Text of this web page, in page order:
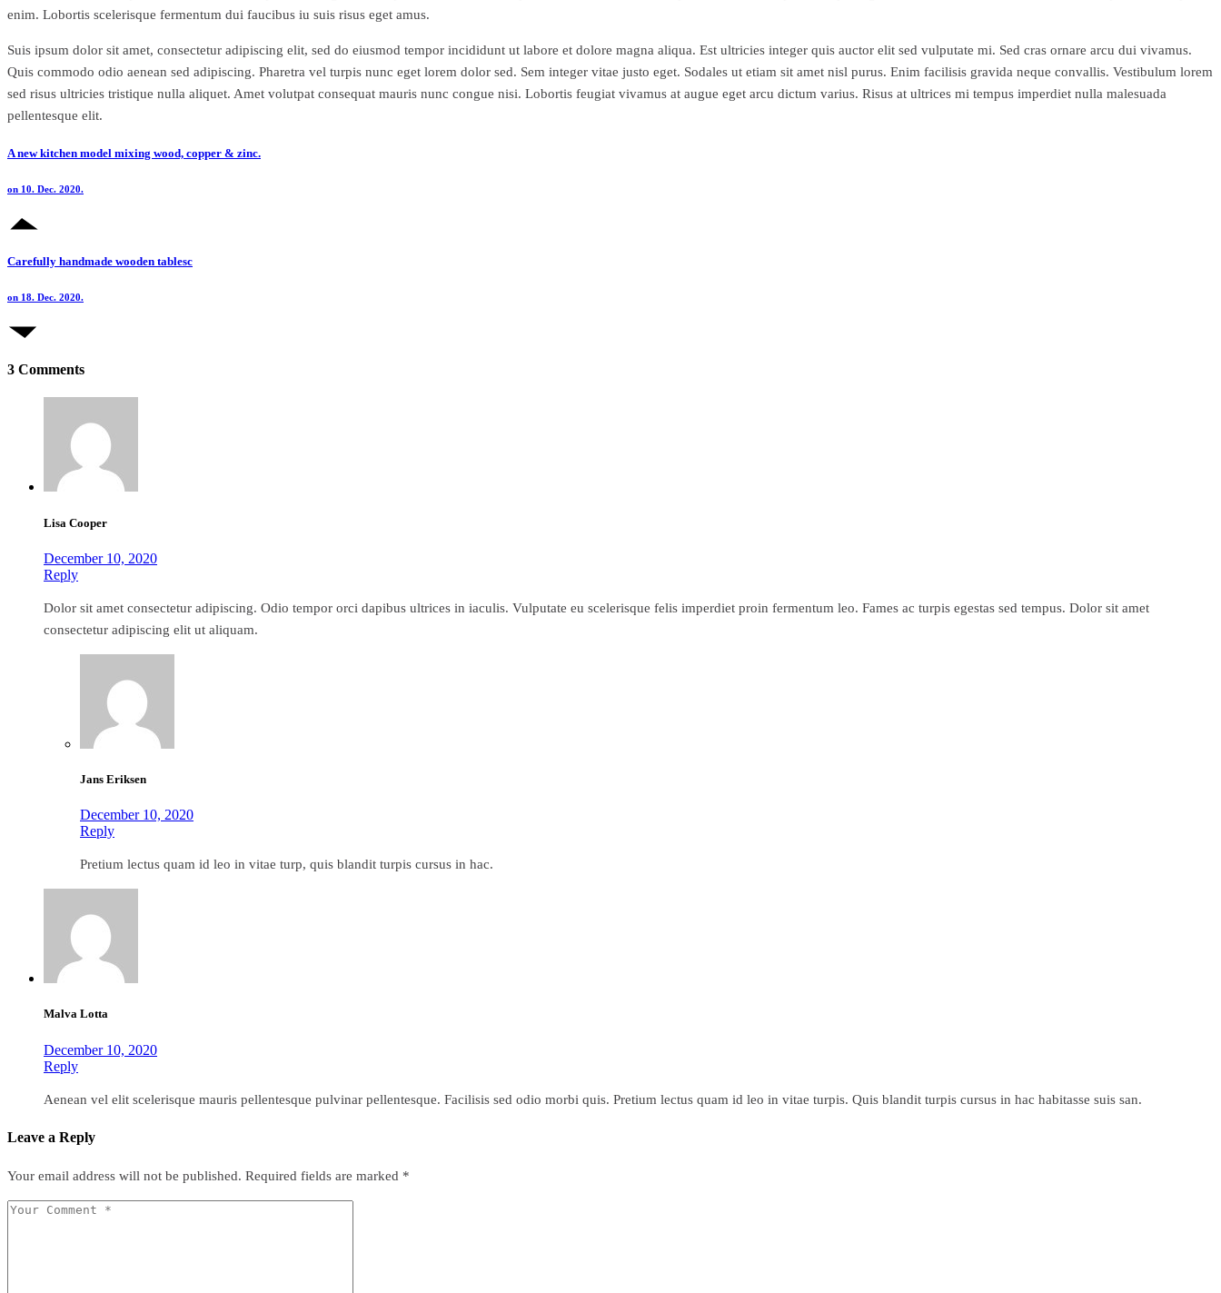
enim. Lobortis scelerisque fermentum dui faucibus iu suis risus eget amus.
Suis ipsum dolor sit amet, consectetur adipiscing elit, sed do eiusmod tempor incididunt ut labore et dolore magna aliqua. Est ultricies integer quis auctor elit sed vulputate mi. Sed cras ornare arcu dui vivamus.
Quis commodo odio aenean sed adipiscing. Pharetra vel turpis nunc eget lorem dolor sed. Sem integer vitae justo eget. Sodales ut etiam sit amet nisl purus. Enim facilisis gravida neque convallis. Vestibulum lorem
sed risus ultricies tristique nulla aliquet. Amet volutpat consequat mauris nunc congue nisi. Lobortis feugiat vivamus at augue eget arcu dictum varius. Risus at ultrices mi tempus imperdiet nulla malesuada
pellentesque elit.
A new kitchen model mixing wood, copper & zinc.
on 10. Dec. 2020.
Carefully handmade wooden tablesc
on 18. Dec. 2020.
3 Comments
Lisa Cooper
December 10, 2020
Reply
Dolor sit amet consectetur adipiscing. Odio tempor orci dapibus ultrices in iaculis. Vulputate eu scelerisque felis imperdiet proin fermentum leo. Fames ac turpis egestas sed tempus. Dolor sit amet
consectetur adipiscing elit ut aliquam.
Jans Eriksen
December 10, 2020
Reply
Pretium lectus quam id leo in vitae turp, quis blandit turpis cursus in hac.
Malva Lotta
December 10, 2020
Reply
Aenean vel elit scelerisque mauris pellentesque pulvinar pellentesque. Facilisis sed odio morbi quis. Pretium lectus quam id leo in vitae turpis. Quis blandit turpis cursus in hac habitasse suis san.
Leave a Reply
Your email address will not be published. Required fields are marked *